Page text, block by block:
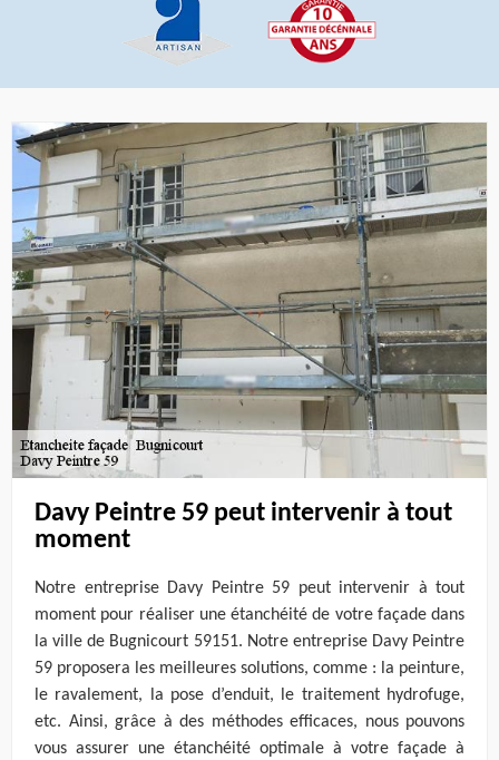
Davy Peintre 59 peut intervenir à tout
moment
Notre entreprise Davy Peintre 59 peut intervenir à tout
moment pour réaliser une étanchéité de votre façade dans
la ville de Bugnicourt 59151. Notre entreprise Davy Peintre
59 proposera les meilleures solutions, comme : la peinture,
le ravalement, la pose d’enduit, le traitement hydrofuge,
etc. Ainsi, grâce à des méthodes efficaces, nous pouvons
vous assurer une étanchéité optimale à votre façade à